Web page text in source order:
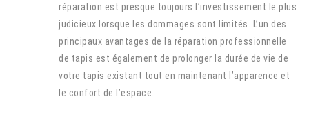
réparation est presque toujours l’investissement le plus
judicieux lorsque les dommages sont limités. L’un des
principaux avantages de la réparation professionnelle
de tapis est également de prolonger la durée de vie de
votre tapis existant tout en maintenant l’apparence et
le confort de l’espace.